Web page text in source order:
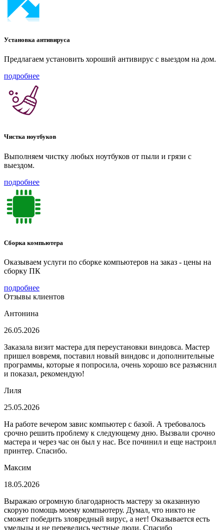
Установка антивируса
Предлагаем установить хороший антивирус с выездом на дом.
подробнее
Чистка ноутбуков
Выполняем чистку любых ноутбуков от пыли и грязи с
выездом.
подробнее
Сборка компьютера
Оказываем услуги по сборке компьютеров на заказ - цены на
сборку ПК
подробнее
Отзывы клиентов
Антонина
26.05.2026
Заказала визит мастера для переустановки виндовса. Мастер
пришел вовремя, поставил новый виндовс и дополнительные
программы, которые я попросила, очень хорошо все разъяснил
и показал, рекомендую!
Лиля
25.05.2026
На работе вечером завис компьютер с базой. А требовалось
срочно решить проблему к следующему дню. Вызвали срочно
мастера и через час он был у нас. Все починил и еще настроил
принтер. Спасибо.
Максим
18.05.2026
Выражаю огромную благодарность мастеру за оказанную
скорую помощь моему компьютеру. Думал, что никто не
сможет победить зловредный вирус, а нет! Оказывается есть
умельцы и не перевелись честные люди. Спасибо